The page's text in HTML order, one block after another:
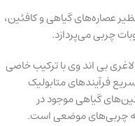
عصاره‌های گیاهی و کافئین،
چربی می‌پردازد.
بی اند وی با ترکیب خاصی
فرآیندهای متابولیک
گیاهی موجود در
چربی‌های موضعی است.